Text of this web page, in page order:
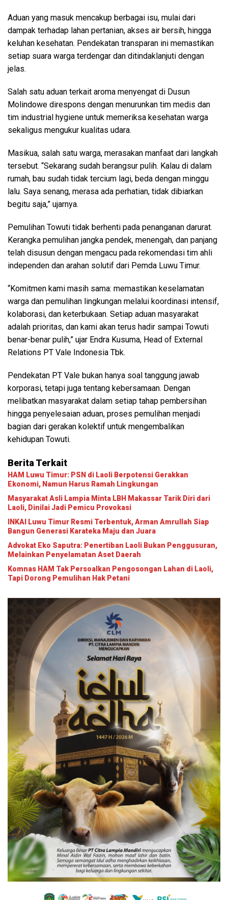
Aduan yang masuk mencakup berbagai isu, mulai dari
dampak terhadap lahan pertanian, akses air bersih, hingga
keluhan kesehatan. Pendekatan transparan ini memastikan
setiap suara warga terdengar dan ditindaklanjuti dengan
jelas.
Salah satu aduan terkait aroma menyengat di Dusun
Molindowe direspons dengan menurunkan tim medis dan
tim industrial hygiene untuk memeriksa kesehatan warga
sekaligus mengukur kualitas udara.
Masikua, salah satu warga, merasakan manfaat dari langkah
tersebut. “Sekarang sudah berangsur pulih. Kalau di dalam
rumah, bau sudah tidak tercium lagi, beda dengan minggu
lalu. Saya senang, merasa ada perhatian, tidak dibiarkan
begitu saja,” ujarnya.
Pemulihan Towuti tidak berhenti pada penanganan darurat.
Kerangka pemulihan jangka pendek, menengah, dan panjang
telah disusun dengan mengacu pada rekomendasi tim ahli
independen dan arahan solutif dari Pemda Luwu Timur.
“Komitmen kami masih sama: memastikan keselamatan
warga dan pemulihan lingkungan melalui koordinasi intensif,
kolaborasi, dan keterbukaan. Setiap aduan masyarakat
adalah prioritas, dan kami akan terus hadir sampai Towuti
benar-benar pulih,” ujar Endra Kusuma, Head of External
Relations PT Vale Indonesia Tbk.
Pendekatan PT Vale bukan hanya soal tanggung jawab
korporasi, tetapi juga tentang kebersamaan. Dengan
melibatkan masyarakat dalam setiap tahap pembersihan
hingga penyelesaian aduan, proses pemulihan menjadi
bagian dari gerakan kolektif untuk mengembalikan
kehidupan Towuti.
Berita Terkait
HAM Luwu Timur: PSN di Laoli Berpotensi Gerakkan
Ekonomi, Namun Harus Ramah Lingkungan
Masyarakat Asli Lampia Minta LBH Makassar Tarik Diri dari
Laoli, Dinilai Jadi Pemicu Provokasi
INKAI Luwu Timur Resmi Terbentuk, Arman Amrullah Siap
Bangun Generasi Karateka Maju dan Juara
Advokat Eko Saputra: Penertiban Laoli Bukan Penggusuran,
Melainkan Penyelamatan Aset Daerah
Komnas HAM Tak Persoalkan Pengosongan Lahan di Laoli,
Tapi Dorong Pemulihan Hak Petani